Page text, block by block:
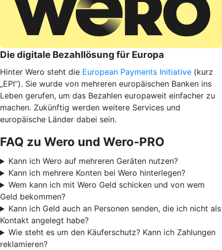
Die digitale Bezahllösung für Europa
Hinter Wero steht die European Payments Initiative (kurz
„EPI“). Sie wurde von mehreren europäischen Banken ins
Leben gerufen, um das Bezahlen europaweit einfacher zu
machen. Zukünftig werden weitere Services und
europäische Länder dabei sein.
FAQ zu Wero und Wero-PRO
Kann ich Wero auf mehreren Geräten nutzen?
Kann ich mehrere Konten bei Wero hinterlegen?
Wem kann ich mit Wero Geld schicken und von wem
Geld bekommen?
Kann ich Geld auch an Personen senden, die ich nicht als
Kontakt angelegt habe?
Wie steht es um den Käuferschutz? Kann ich Zahlungen
reklamieren?